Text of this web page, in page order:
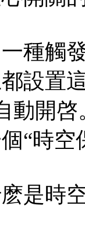
種觸
設置
動開
“時空
是時